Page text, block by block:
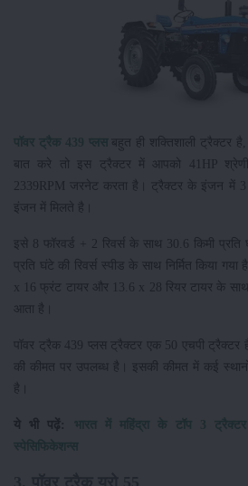
पॉवर ट्रैक 439 प्लसबहुत ही शक्तिशाली ट्रैक्टर
बात करे तो इस ट्रैक्टर में आपको 41HP
2339RPM जरनेट करता है। ट्रैक्टर के इंजन में
इंजन में मिलते है।
इसे 8 फॉरवर्ड + 2 रिवर्स के साथ 30.6 किमी प्रति
प्रति घंटे की रिवर्स स्पीड के साथ निर्मित किया
x 16 फ्रंट टायर और 13.6 x 28 रियर टायर के
आता है।
पॉवर ट्रैक 439 प्लस ट्रैक्टर एक 50 एचपी
की कीमत पर उपलब्ध है। इसकी कीमत में कई
है।
ये भी पढ़ें: भारत में महिंद्रा के टॉप 3
स्पेसिफिकेशन्स